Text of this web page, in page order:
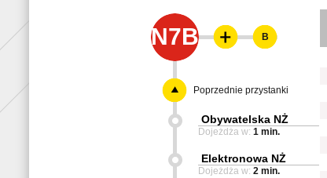
N7B B
Poprzednie przystanki
Obywatelska NŻ
Dojeżdża w: 1 min.
Elektronowa NŻ
Dojeżdża w: 2 min.